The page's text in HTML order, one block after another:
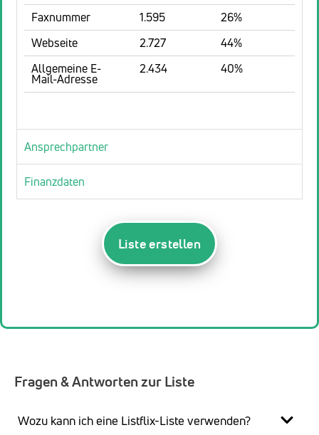
Faxnummer 1.595
26%
Webseite
2.727
44%
Allgemeine E-
Mail-Adresse
2.434 40%
Ansprechpartner
Finanzdaten
Liste erstellen
Fragen & Antworten zur Liste
Wozu kann ich eine Listflix-Liste verwenden?